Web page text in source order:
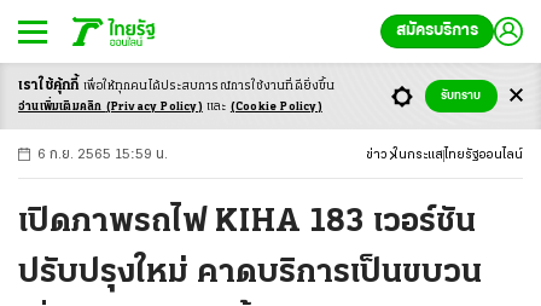
สมัครบริการ
-ก ก ก+
6 ก.ย. 2565 15:59 น. ข่าว ในกระแส ไทยรัฐออนไลน์
เปิดภาพรถไฟ KIHA 183 เวอร์ชัน
ปรับปรุงใหม่ คาดบริการเป็นขบวน
เราใช้คุ้กกี้ เพื่อให้ทุกคนได้ประสบการณ์การใช้งานที่ดียิ่งขึ้น
อ่านเพิ่มเติมคลิก (Privacy Policy) และ (Cookie Policy)
รับทราบ